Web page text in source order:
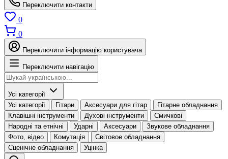
Переключити контакти
0
0
Переключити інформацію користувача
Переключити навігацію
Усі категорії
Усі категорії
Гітари Аксесуари для гітар
Гітарне обладнання
Клавішні інструменти
Духові інструменти
Смичкові
Народні та етнічні
Ударні Аксесуари
Звукове обладнання
Фото, відео
Комутація
Світовое обладнання
Сценічне обладнання
Уцінка